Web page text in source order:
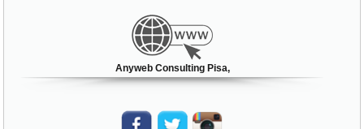
Anyweb Consulting Pisa,